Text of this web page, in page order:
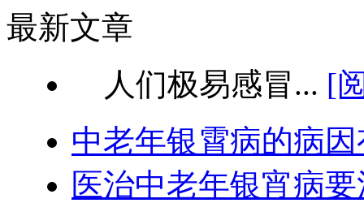
最新文章
人们极易感冒... [
中老年银霄病的病
医治中老年银宵病